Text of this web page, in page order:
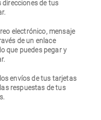
direcciones de tus
electrónico, mensaje
de un enlace
que puedes pegar y
envíos de tus tarjetas
respuestas de tus